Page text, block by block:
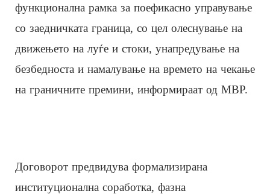
функционална рамка за поефикасно управување
со заедничката граница, со цел олеснување на
движењето на луѓе и стоки, унапредување на
безбедноста и намалување на времето на чекање
на граничните премини, информираат од МВР.
Договорот предвидува формализирана
институционална соработка, фазна